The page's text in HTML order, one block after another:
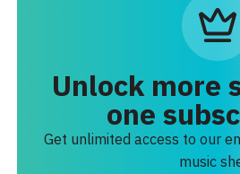
Unlock more
one
Get unlimited access to our
music